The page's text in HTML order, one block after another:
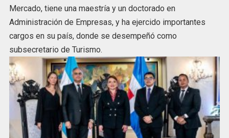
Mercado, tiene una maestría y un doctorado en
Administración de Empresas, y ha ejercido importantes
cargos en su país, donde se desempeñó como
subsecretario de Turismo.